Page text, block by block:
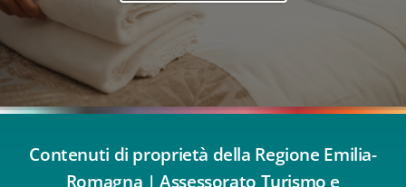
Contenuti di proprietà della Regione Emilia-
Romagna | Assessorato Turismo e